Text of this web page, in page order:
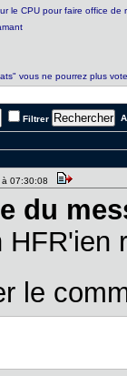
le CPU pour faire office de
vous ne pourrez plus
Filtrer
à 07:30:08
du
HFR'ien
le